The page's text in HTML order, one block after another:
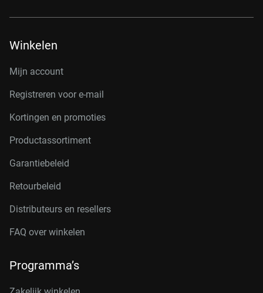
Winkelen
Mijn account
Registreren voor e-mail
Kortingen en promoties
Productassortiment
Garantiebeleid
Retourbeleid
Distributeurs en resellers
FAQ over winkelen
Programma’s